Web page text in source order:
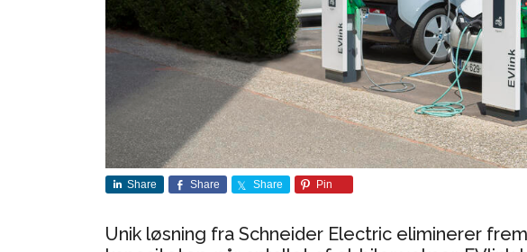
Share Share Share Pin
Unik løsning fra Schneider Electric eliminerer